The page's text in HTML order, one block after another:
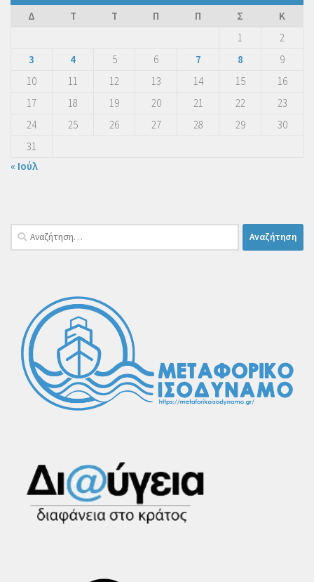
Δ
Τ Τ Π Π Σ
Κ
1
2
3
4 5 6 7 8
9
10
11 12 13 14 15
16
17
18 19 20 21 22
23
24
25 26 27 28 29
30
31
« Ιούλ
Αναζήτηση
για: